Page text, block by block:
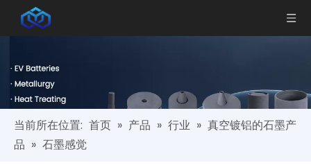
当前所在位置: 首页 » 产品 » 行业 » 真空镀铝的石墨产
品 » 石墨感觉